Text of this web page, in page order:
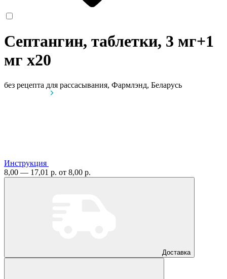
Септангин, таблетки, 3 мг+1
мг x20
без рецепта для рассасывания, Фармлэнд, Беларусь
Инструкция
8,00 — 17,01 р. от 8,00 р.
Доставка